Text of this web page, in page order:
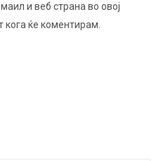
и веб страна во овој
кога ќе коментирам.